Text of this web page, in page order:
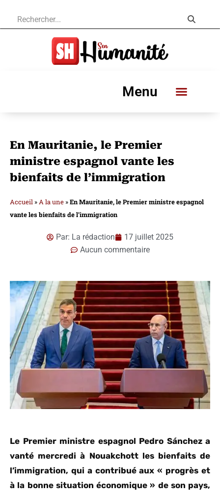
Menu
En Mauritanie, le Premier
ministre espagnol vante les
bienfaits de l’immigration
Accueil »A la une »En Mauritanie, le Premier ministre espagnol
vante les bienfaits de l’immigration
Par: La rédaction
17 juillet 2025
Aucun commentaire
Le Premier ministre espagnol Pedro Sánchez a
vanté mercredi à Nouakchott les bienfaits de
l’immigration, qui a contribué aux « progrès et
à la bonne situation économique » de son pays,